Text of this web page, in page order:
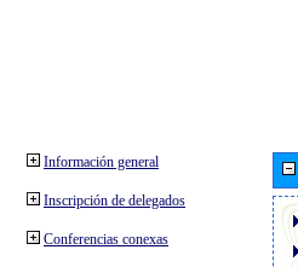
Información general
Inscripción de delegados
Conferencias conexas